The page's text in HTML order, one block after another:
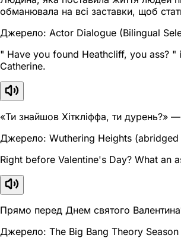
обманювала на всі заставки, щоб
Джерело: Actor Dialogue (Bilingual
" Have you found Heathcliff, you ass? "
Catherine.
«Ти знайшов Хіткліффа, ти дурень?»
Джерело: Wuthering Heights (abridged
Right before Valentine's Day? What an
Прямо перед Днем святого
Джерело: The Big Bang Theory Season